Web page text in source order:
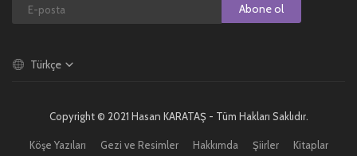
Abone ol
Türkçe
Copyright © 2021 Hasan KARATAŞ - Tüm Hakları Saklıdır.
Köşe Yazıları Gezi ve Resimler Hakkımda Şiirler Kitaplar